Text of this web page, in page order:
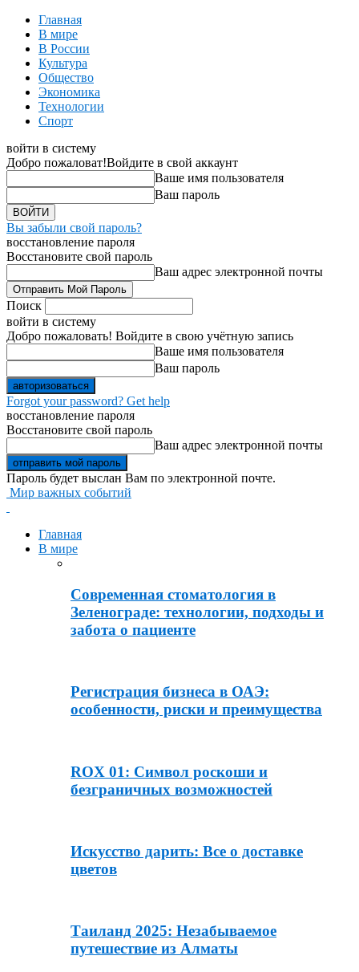
Главная
В мире
В России
Культура
Общество
Экономика
Технологии
Спорт
войти в систему
Добро пожаловат!Войдите в свой аккаунт
Ваше имя пользователя
Ваш пароль
Вы забыли свой пароль?
восстановление пароля
Восстановите свой пароль
Ваш адрес электронной почты
Поиск
войти в систему
Добро пожаловать! Войдите в свою учётную запись
Ваше имя пользователя
Ваш пароль
Forgot your password? Get help
восстановление пароля
Восстановите свой пароль
Ваш адрес электронной почты
Пароль будет выслан Вам по электронной почте.
Мир важных событий
Главная
В мире
Современная стоматология в
Зеленограде: технологии, подходы и
забота о пациенте
Регистрация бизнеса в ОАЭ:
особенности, риски и преимущества
ROX 01: Символ роскоши и
безграничных возможностей
Искусство дарить: Все о доставке
цветов
Таиланд 2025: Незабываемое
путешествие из Алматы